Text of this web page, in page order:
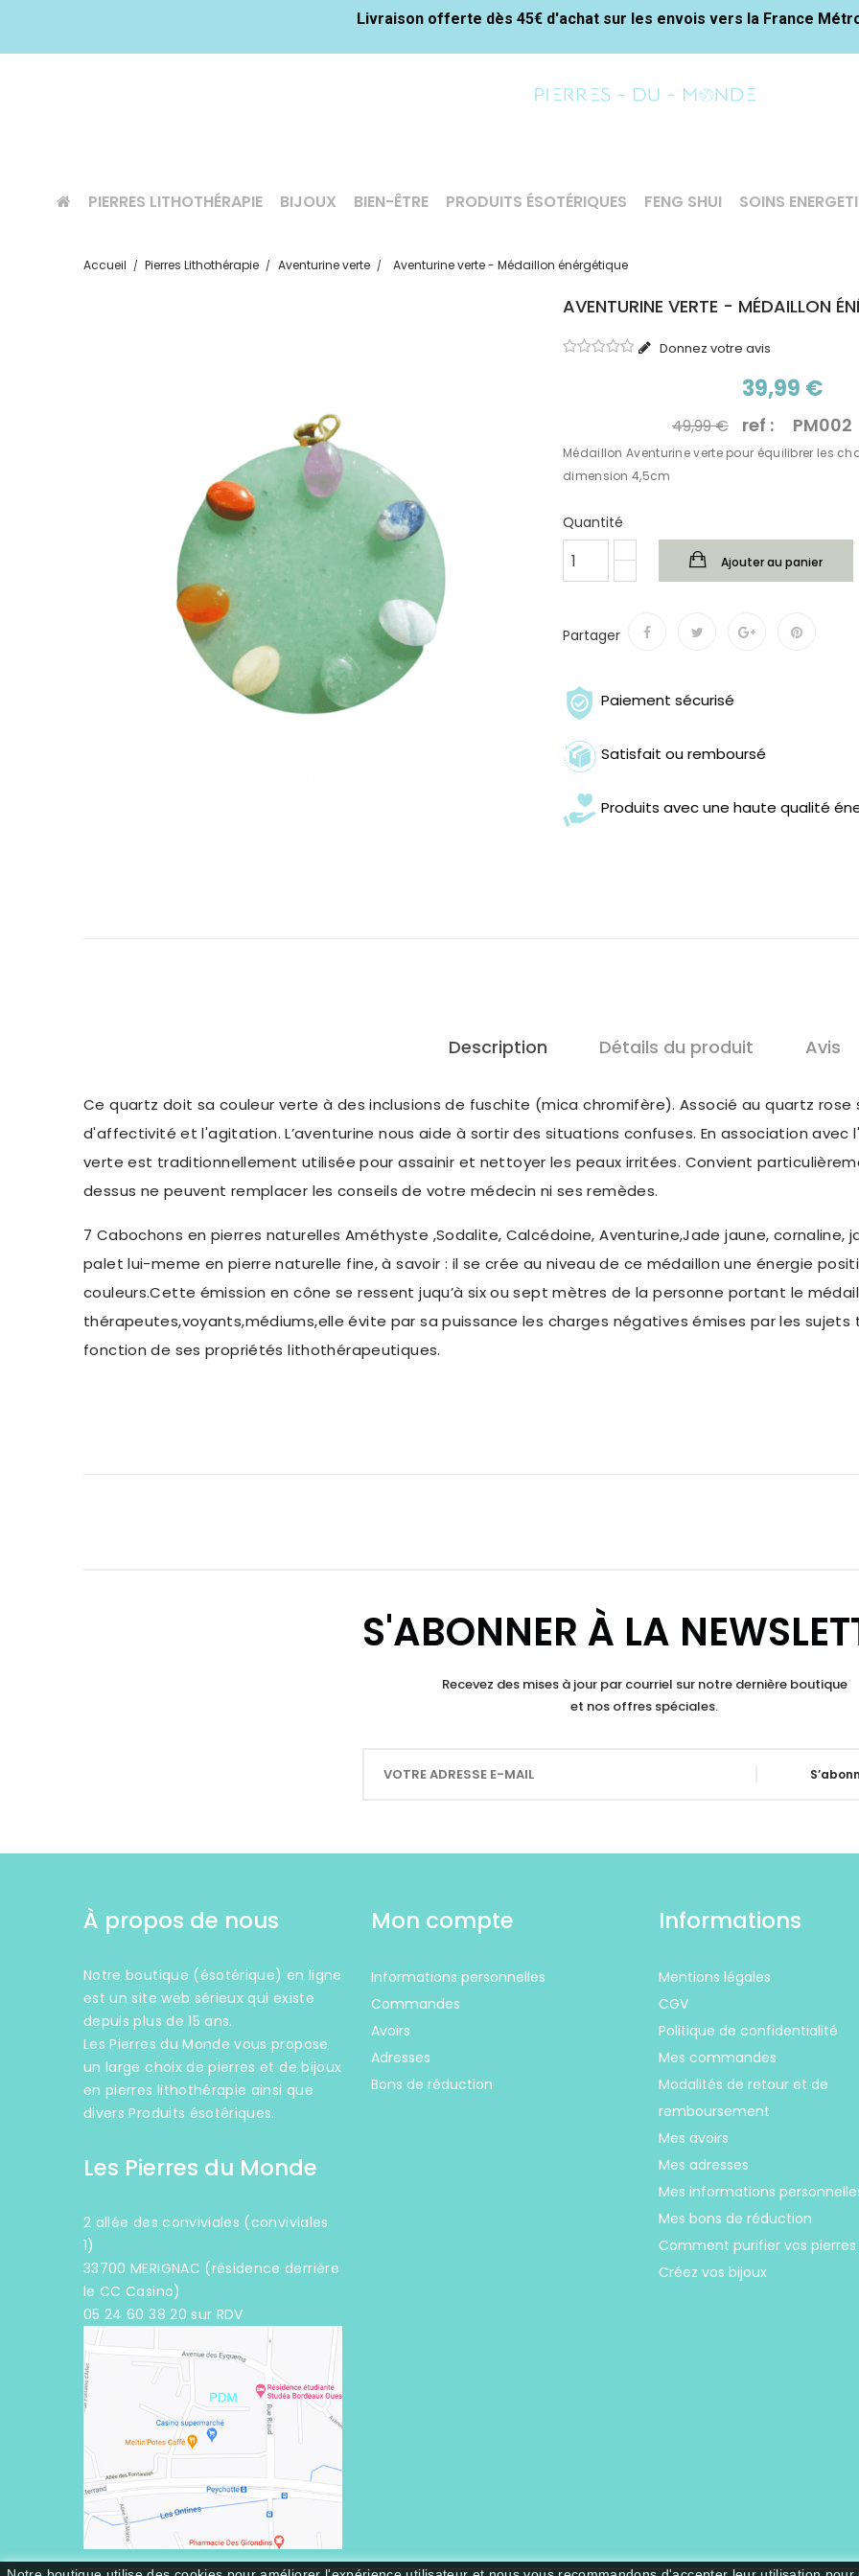
Livraison offerte dès 45€ d'achat sur les envois vers la France
PIERRES LITHOTHÉRAPIE BIJOUX BIEN-ÊTRE PRODUITS ÉSOTÉRIQUES FENG SHUI SOINS
Accueil Pierres Lithothérapie Aventurine verte Aventurine verte - Médaillon énérgétique
AVENTURINE VERTE - MÉDAILLON
Donnez votre avis
49,99 €
39,99 €
ref : PM002
Médaillon Aventurine verte pour équilibrer les
dimension 4,5cm
Quantité
Ajouter au panier
Partager
Paiement sécurisé
Satisfait ou remboursé
Produits avec une haute qualité
Description Détails du produit Avis
Ce quartz doit sa couleur verte à des inclusions de fuschite (mica chromifère). Associé au quartz rose
d'affectivité et l'agitation. L’aventurine nous aide à sortir des situations confuses. En association
verte est traditionnellement utilisée pour assainir et nettoyer les peaux irritées. Convient
dessus ne peuvent remplacer les conseils de votre médecin ni ses remèdes.
7 Cabochons en pierres naturelles Améthyste ,Sodalite, Calcédoine, Aventurine,Jade jaune, cornaline,
palet lui-meme en pierre naturelle fine, à savoir : il se crée au niveau de ce médaillon une énergie
couleurs.Cette émission en cône se ressent juqu’à six ou sept mètres de la personne portant le
thérapeutes,voyants,médiums,elle évite par sa puissance les charges négatives émises par les
fonction de ses propriétés lithothérapeutiques.
S'ABONNER À LA
Recevez des mises à jour par courriel sur notre dernière boutique
et nos offres spéciales.
À propos de nous
Notre boutique (ésotérique) en ligne
est un site web sérieux qui existe
depuis plus de 15 ans.
Les Pierres du Monde vous propose
un large choix de pierres et de bijoux
en pierres lithothérapie ainsi que
divers Produits ésotériques.
Les Pierres du Monde
2 allée des conviviales (conviviales
1)
33700 MERIGNAC (résidence derrière
le CC Casino)
05 24 60 38 20 sur RDV
Mon compte
Informations personnelles
Commandes
Avoirs
Adresses
Bons de réduction
Informations
Mentions légales
CGV
Politique de confidentialité
Mes commandes
Modalités de retour et de
remboursement
Mes avoirs
Mes adresses
Mes informations
Mes bons de réduction
Comment purifier vos pierres
Créez vos bijoux